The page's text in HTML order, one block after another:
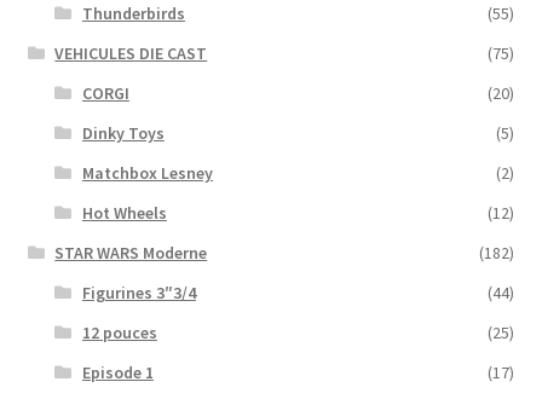
Thunderbirds
(55)
VEHICULES DIE CAST
(75)
CORGI
(20)
Dinky Toys
(5)
Matchbox Lesney
(2)
Hot Wheels
(12)
STAR WARS Moderne
(182)
Figurines 3″3/4
(44)
12 pouces
(25)
Episode 1
(17)